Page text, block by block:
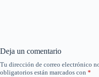
Deja un comentario
Tu dirección de correo electrónico
obligatorios están marcados con *